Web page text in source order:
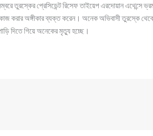
তুরস্কের প্রেসিডেন্ট রিসেফ তাইয়েপ এরদোয়ান এথেন্সে
করার অঙ্গীকার ব্যক্ত করেন। অনেক অভিবাসী তুরস্কে
দিতে গিয়ে অনেকের মৃত্যু হচ্ছে।